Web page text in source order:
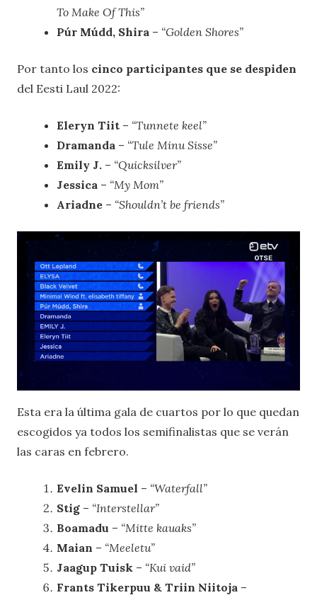
To Make Of This”
Púr Múdd, Shira – “Golden Shores”
Por tanto los cinco participantes que se despiden
del Eesti Laul 2022:
Eleryn Tiit – “Tunnete keel”
Dramanda – “Tule Minu Sisse”
Emily J. – “Quicksilver”
Jessica – “My Mom”
Ariadne – “Shouldn’t be friends”
Esta era la última gala de cuartos por lo que quedan
escogidos ya todos los semifinalistas que se verán
las caras en febrero.
Evelin Samuel – “Waterfall”
Stig – “Interstellar”
Boamadu – “Mitte kauaks”
Maian – “Meeletu”
Jaagup Tuisk – “Kui vaid”
Frants Tikerpuu & Triin Niitoja –